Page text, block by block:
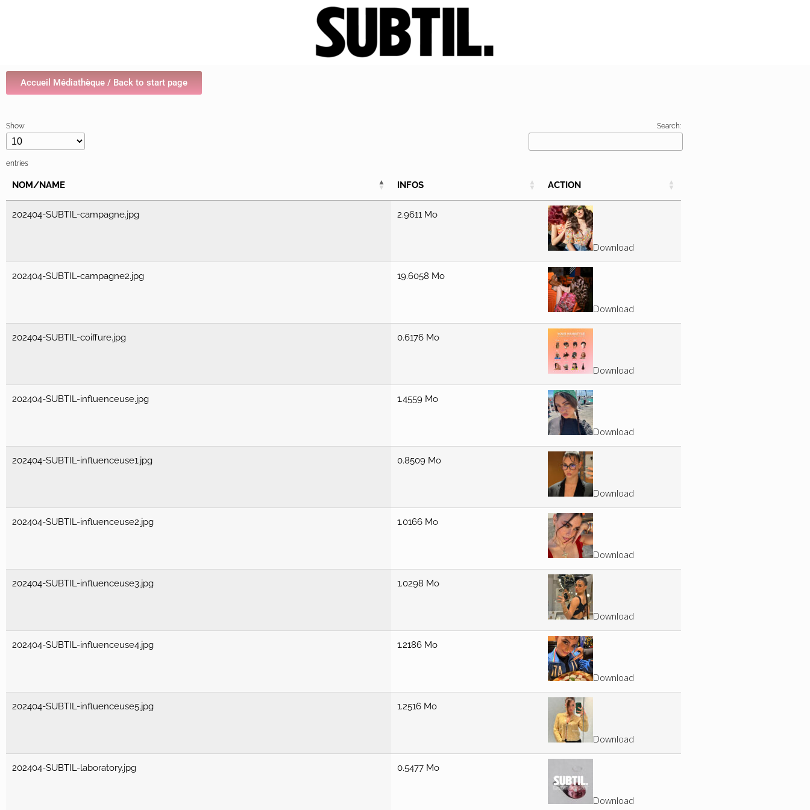
Accueil Médiathèque / Back to start page
Show
entries
Search:
NOM/NAME INFOS ACTION
202404-SUBTIL-campagne.jpg 2.9611 Mo
Download
202404-SUBTIL-campagne2.jpg 19.6058 Mo
Download
202404-SUBTIL-coiffure.jpg 0.6176 Mo
Download
202404-SUBTIL-influenceuse.jpg 1.4559 Mo
Download
202404-SUBTIL-influenceuse1.jpg 0.8509 Mo
Download
202404-SUBTIL-influenceuse2.jpg 1.0166 Mo
Download
202404-SUBTIL-influenceuse3.jpg 1.0298 Mo
Download
202404-SUBTIL-influenceuse4.jpg 1.2186 Mo
Download
202404-SUBTIL-influenceuse5.jpg 1.2516 Mo
Download
202404-SUBTIL-laboratory.jpg 0.5477 Mo
Download